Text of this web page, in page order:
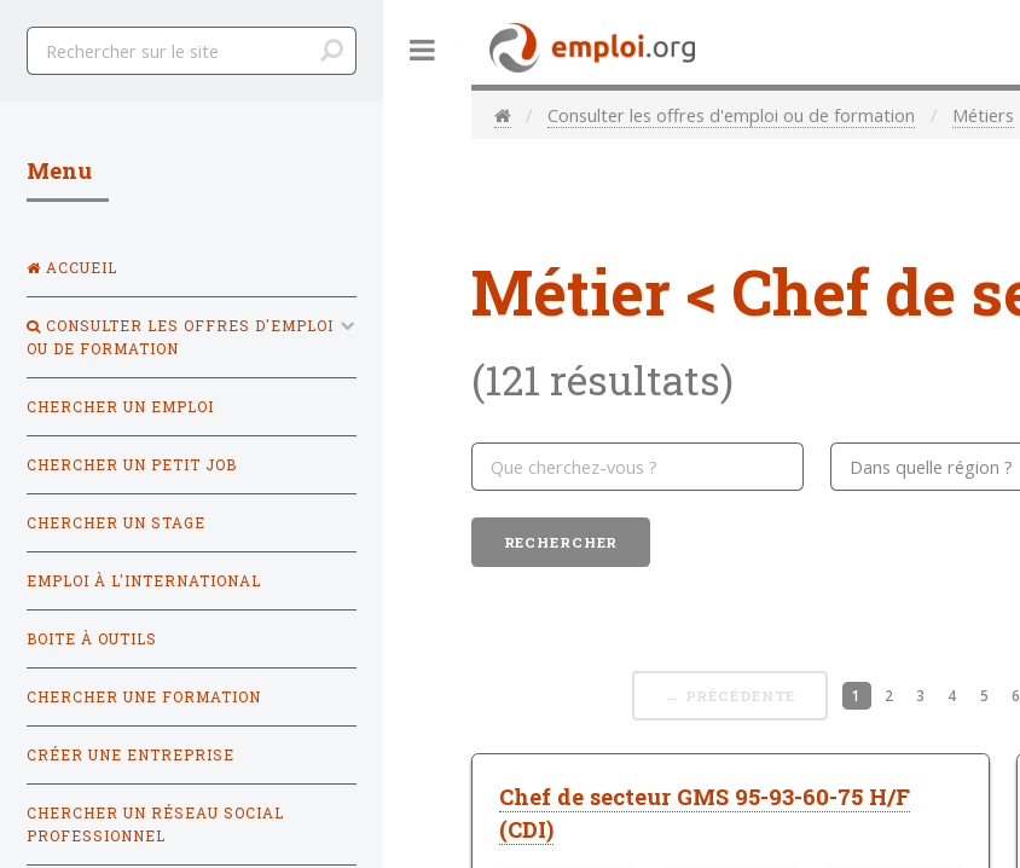
Consulter les offres d'emploi ou de formation Métiers
Métier < Chef de
(121 résultats)
← PRÉCÉDENTE 1 2 3 4 5 6
Chef de secteur GMS 95-93-60-75 H/F
(CDI)
Menu
ACCUEIL
CONSULTER LES OFFRES D'EMPLOI
OU DE FORMATION
CHERCHER UN EMPLOI
CHERCHER UN PETIT JOB
CHERCHER UN STAGE
EMPLOI À L'INTERNATIONAL
BOITE À OUTILS
CHERCHER UNE FORMATION
CRÉER UNE ENTREPRISE
CHERCHER UN RÉSEAU SOCIAL
PROFESSIONNEL
Toggle